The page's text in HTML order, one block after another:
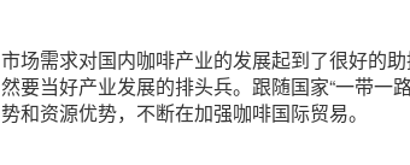
市场需求对国内咖啡产业的发展起到了很好的
然要当好产业发展的排头兵。跟随国家“一带一
势和资源优势，不断在加强咖啡国际贸易。